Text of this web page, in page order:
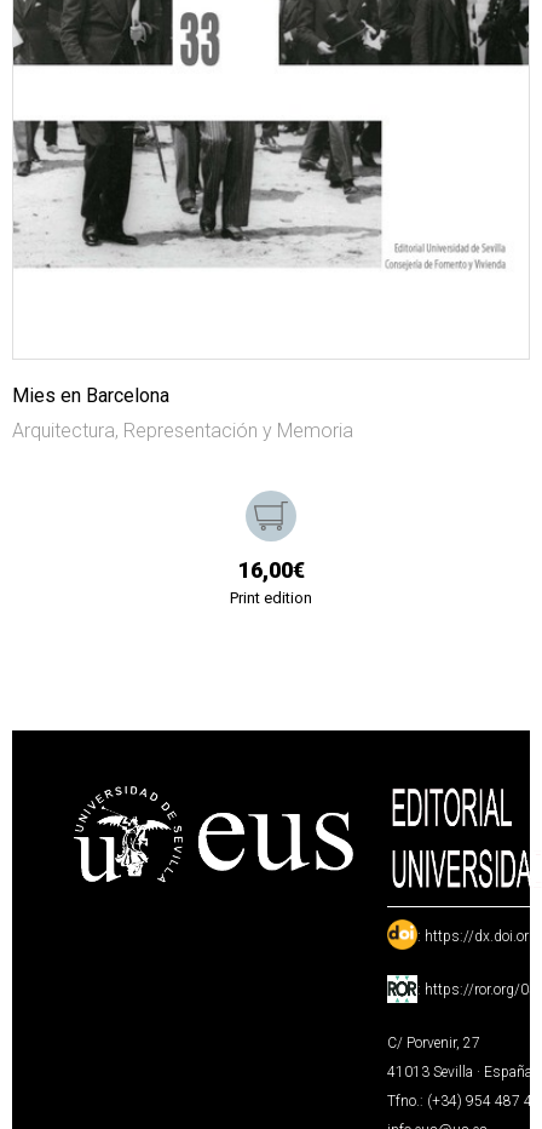
Mies en Barcelona
Arquitectura, Representación y Memoria
16,00€
Print edition
: https://
: https://ror.org/
C/ Porvenir, 27
41013 Sevilla · España
Tfno.: (+34) 954 487